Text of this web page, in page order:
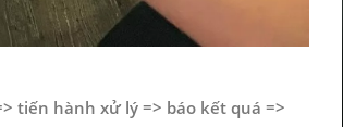
tiến hành xử lý => báo kết quá =>